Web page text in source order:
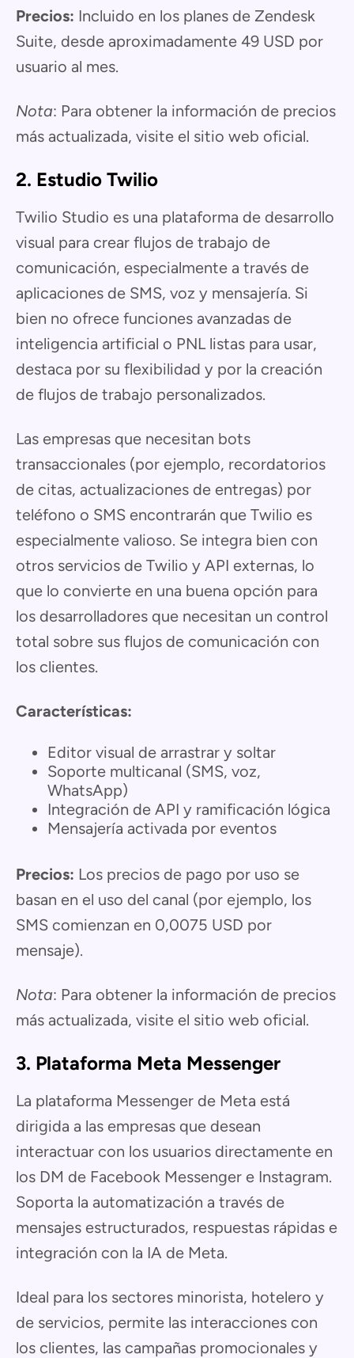
Precios: Incluido en los planes de Zendesk
Suite, desde aproximadamente 49 USD por
usuario al mes.
Nota: Para obtener la información de precios
más actualizada, visite el sitio web oficial.
2. Estudio Twilio
Twilio Studio es una plataforma de desarrollo
visual para crear flujos de trabajo de
comunicación, especialmente a través de
aplicaciones de SMS, voz y mensajería. Si
bien no ofrece funciones avanzadas de
inteligencia artificial o PNL listas para usar,
destaca por su flexibilidad y por la creación
de flujos de trabajo personalizados.
Las empresas que necesitan bots
transaccionales (por ejemplo, recordatorios
de citas, actualizaciones de entregas) por
teléfono o SMS encontrarán que Twilio es
especialmente valioso. Se integra bien con
otros servicios de Twilio y API externas, lo
que lo convierte en una buena opción para
los desarrolladores que necesitan un control
total sobre sus flujos de comunicación con
los clientes.
Características:
Editor visual de arrastrar y soltar
Soporte multicanal (SMS, voz,
WhatsApp)
Integración de API y ramificación lógica
Mensajería activada por eventos
Precios: Los precios de pago por uso se
basan en el uso del canal (por ejemplo, los
SMS comienzan en 0,0075 USD por
mensaje).
Nota: Para obtener la información de precios
más actualizada, visite el sitio web oficial.
3. Plataforma Meta Messenger
La plataforma Messenger de Meta está
dirigida a las empresas que desean
interactuar con los usuarios directamente en
los DM de Facebook Messenger e Instagram.
Soporta la automatización a través de
mensajes estructurados, respuestas rápidas e
integración con la IA de Meta.
Ideal para los sectores minorista, hotelero y
de servicios, permite las interacciones con
los clientes, las campañas promocionales y